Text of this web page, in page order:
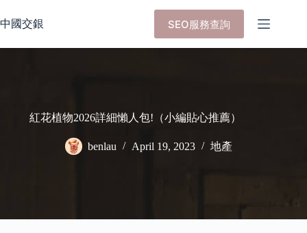
to
content
中國交銀 SEO服務查詢
紅花植物2026詳細懶人包!（小編貼心推薦）
benlau April 19, 2023 地產